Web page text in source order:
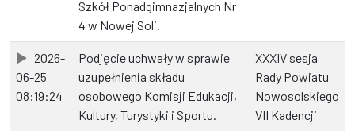
Szkół Ponadgimnazjalnych Nr
4 w Nowej Soli.
2026-
06-25
08:19:24
Podjęcie uchwały w sprawie
uzupełnienia składu
osobowego Komisji Edukacji,
Kultury, Turystyki i Sportu.
XXXIV sesja
Rady Powiatu
Nowosolskiego
VII Kadencji